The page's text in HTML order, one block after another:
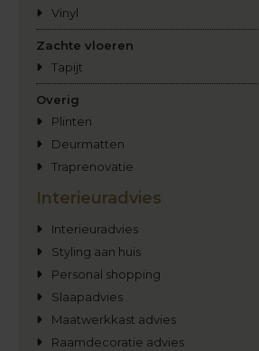
Vinyl
Zachte vloeren
Tapijt
Overig
Plinten
Deurmatten
Traprenovatie
Interieuradvies
Interieuradvies
Styling aan huis
Personal shopping
Slaapadvies
Maatwerkkast advies
Raamdecoratie advies